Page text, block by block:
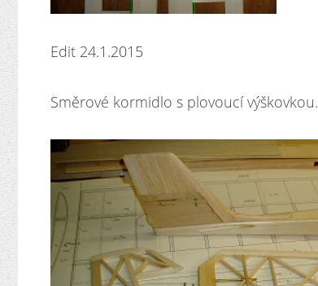
Edit 24.1.2015
Směrové kormidlo s plovoucí výškovkou.